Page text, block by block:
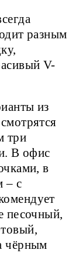
разным
V-
из
три
В офис
в
– с
песочный,
чёрным